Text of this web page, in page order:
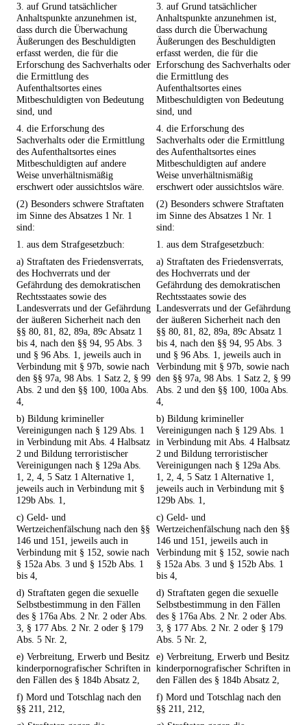
3. auf Grund tatsächlicher
Anhaltspunkte anzunehmen ist,
dass durch die Überwachung
Äußerungen des Beschuldigten
erfasst werden, die für die
Erforschung des Sachverhalts oder
die Ermittlung des
Aufenthaltsortes eines
Mitbeschuldigten von Bedeutung
sind, und
3. auf Grund tatsächlicher
Anhaltspunkte anzunehmen ist,
dass durch die Überwachung
Äußerungen des Beschuldigten
erfasst werden, die für die
Erforschung des Sachverhalts oder
die Ermittlung des
Aufenthaltsortes eines
Mitbeschuldigten von Bedeutung
sind, und
4. die Erforschung des
Sachverhalts oder die Ermittlung
des Aufenthaltsortes eines
Mitbeschuldigten auf andere
Weise unverhältnismäßig
erschwert oder aussichtslos wäre.
4. die Erforschung des
Sachverhalts oder die Ermittlung
des Aufenthaltsortes eines
Mitbeschuldigten auf andere
Weise unverhältnismäßig
erschwert oder aussichtslos wäre.
(2) Besonders schwere Straftaten
im Sinne des Absatzes 1 Nr. 1
sind:
(2) Besonders schwere Straftaten
im Sinne des Absatzes 1 Nr. 1
sind:
1. aus dem Strafgesetzbuch:
1. aus dem Strafgesetzbuch:
a) Straftaten des Friedensverrats,
des Hochverrats und der
Gefährdung des demokratischen
Rechtsstaates sowie des
Landesverrats und der Gefährdung
der äußeren Sicherheit nach den
§§ 80, 81, 82, 89a, 89c Absatz 1
bis 4, nach den §§ 94, 95 Abs. 3
und § 96 Abs. 1, jeweils auch in
Verbindung mit § 97b, sowie nach
den §§ 97a, 98 Abs. 1 Satz 2, § 99
Abs. 2 und den §§ 100, 100a Abs.
4,
a) Straftaten des Friedensverrats,
des Hochverrats und der
Gefährdung des demokratischen
Rechtsstaates sowie des
Landesverrats und der Gefährdung
der äußeren Sicherheit nach den
§§ 80, 81, 82, 89a, 89c Absatz 1
bis 4, nach den §§ 94, 95 Abs. 3
und § 96 Abs. 1, jeweils auch in
Verbindung mit § 97b, sowie nach
den §§ 97a, 98 Abs. 1 Satz 2, § 99
Abs. 2 und den §§ 100, 100a Abs.
4,
b) Bildung krimineller
Vereinigungen nach § 129 Abs. 1
in Verbindung mit Abs. 4 Halbsatz
2 und Bildung terroristischer
Vereinigungen nach § 129a Abs.
1, 2, 4, 5 Satz 1 Alternative 1,
jeweils auch in Verbindung mit §
129b Abs. 1,
b) Bildung krimineller
Vereinigungen nach § 129 Abs. 1
in Verbindung mit Abs. 4 Halbsatz
2 und Bildung terroristischer
Vereinigungen nach § 129a Abs.
1, 2, 4, 5 Satz 1 Alternative 1,
jeweils auch in Verbindung mit §
129b Abs. 1,
c) Geld- und
Wertzeichenfälschung nach den §§
146 und 151, jeweils auch in
Verbindung mit § 152, sowie nach
§ 152a Abs. 3 und § 152b Abs. 1
bis 4,
c) Geld- und
Wertzeichenfälschung nach den §§
146 und 151, jeweils auch in
Verbindung mit § 152, sowie nach
§ 152a Abs. 3 und § 152b Abs. 1
bis 4,
d) Straftaten gegen die sexuelle
Selbstbestimmung in den Fällen
des § 176a Abs. 2 Nr. 2 oder Abs.
3, § 177 Abs. 2 Nr. 2 oder § 179
Abs. 5 Nr. 2,
d) Straftaten gegen die sexuelle
Selbstbestimmung in den Fällen
des § 176a Abs. 2 Nr. 2 oder Abs.
3, § 177 Abs. 2 Nr. 2 oder § 179
Abs. 5 Nr. 2,
e) Verbreitung, Erwerb und Besitz
kinderpornografischer Schriften in
den Fällen des § 184b Absatz 2,
e) Verbreitung, Erwerb und Besitz
kinderpornografischer Schriften in
den Fällen des § 184b Absatz 2,
f) Mord und Totschlag nach den
§§ 211, 212,
f) Mord und Totschlag nach den
§§ 211, 212,